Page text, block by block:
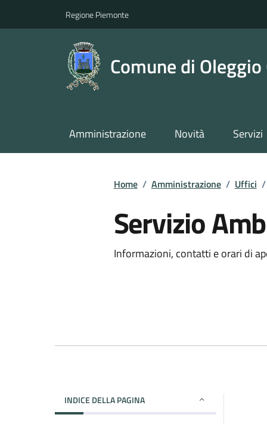
Regione Piemonte
Comune di
Amministrazione Novità Servizi
Home / Amministrazione / Uffici /
Servizio
Informazioni, contatti e orari di
INDICE DELLA PAGINA